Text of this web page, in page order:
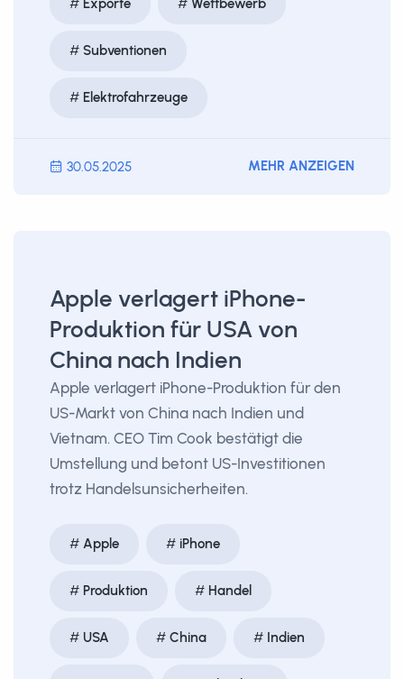
Exporte Wettbewerb
Subventionen
Elektrofahrzeuge
30.05.2025 MEHR ANZEIGEN
Apple verlagert iPhone-
Produktion für USA von
China nach Indien
Apple verlagert iPhone-Produktion für den
US-Markt von China nach Indien und
Vietnam. CEO Tim Cook bestätigt die
Umstellung und betont US-Investitionen
trotz Handelsunsicherheiten.
Apple iPhone
Produktion Handel
USA China Indien